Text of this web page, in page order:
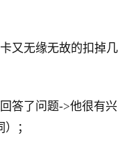
又无缘无故的扣掉几
答了问题->他很有兴
；